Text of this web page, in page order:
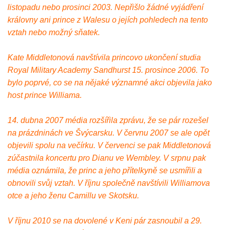
listopadu nebo prosinci 2003. Nepřišlo žádné vyjádření
královny ani prince z Walesu o jejích pohledech na tento
vztah nebo možný sňatek.
Kate Middletonová navštívila princovo ukončení studia
Royal Military Academy Sandhurst 15. prosince 2006. To
bylo poprvé, co se na nějaké významné akci objevila jako
host prince Williama.
14. dubna 2007 média rozšířila zprávu, že se pár rozešel
na prázdninách ve Švýcarsku. V červnu 2007 se ale opět
objevili spolu na večírku. V červenci se pak Middletonová
zúčastnila koncertu pro Dianu ve Wembley. V srpnu pak
média oznámila, že princ a jeho přítelkyně se usmířili a
obnovili svůj vztah. V říjnu společně navštívili Williamova
otce a jeho ženu Camillu ve Skotsku.
V říjnu 2010 se na dovolené v Keni pár zasnoubil a 29.